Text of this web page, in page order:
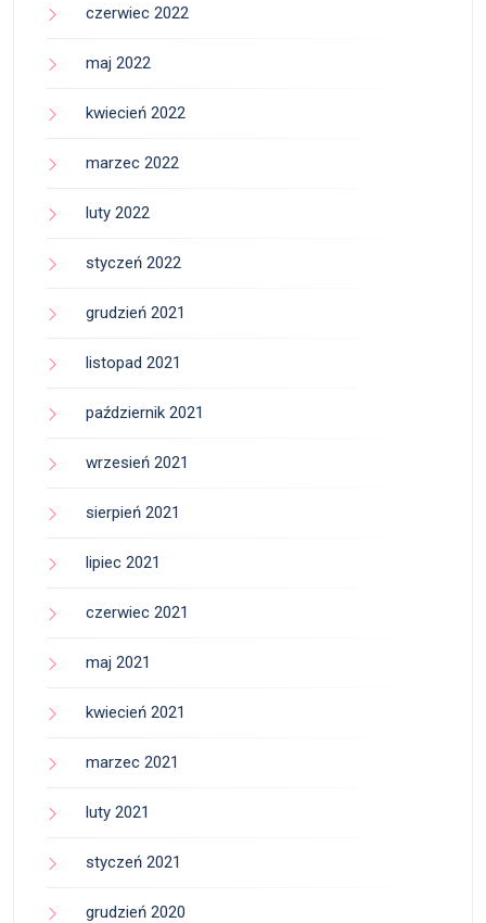
czerwiec 2022
maj 2022
kwiecień 2022
marzec 2022
luty 2022
styczeń 2022
grudzień 2021
listopad 2021
październik 2021
wrzesień 2021
sierpień 2021
lipiec 2021
czerwiec 2021
maj 2021
kwiecień 2021
marzec 2021
luty 2021
styczeń 2021
grudzień 2020